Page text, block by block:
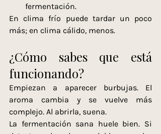
fermentación.
En clima frío puede tardar un poco
más; en clima cálido, menos.
¿Cómo sabes que está
funcionando?
Empiezan a aparecer burbujas. El
aroma cambia y se vuelve más
complejo. Al abrirla, suena.
La fermentación sana huele bien. Si